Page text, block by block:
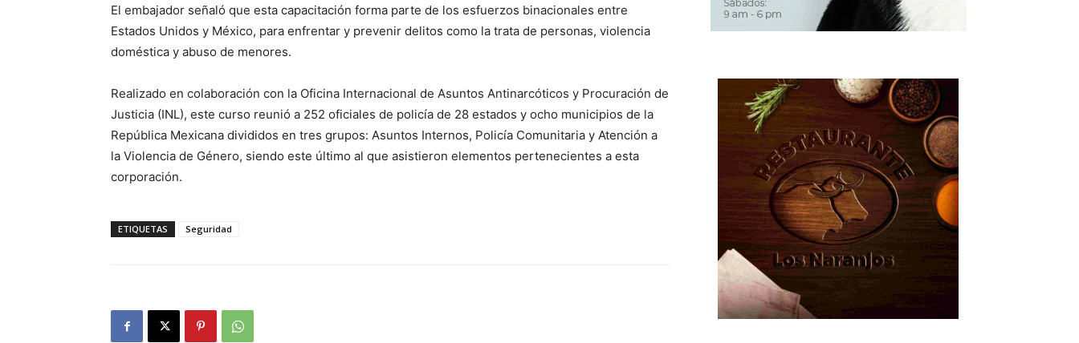
El embajador señaló que esta capacitación forma parte de los esfuerzos binacionales entre
Estados Unidos y México, para enfrentar y prevenir delitos como la trata de personas, violencia
doméstica y abuso de menores.
Realizado en colaboración con la Oficina Internacional de Asuntos Antinarcóticos y Procuración de
Justicia (INL), este curso reunió a 252 oficiales de policía de 28 estados y ocho municipios de la
República Mexicana divididos en tres grupos: Asuntos Internos, Policía Comunitaria y Atención a
la Violencia de Género, siendo este último al que asistieron elementos pertenecientes a esta
corporación.
ETIQUETAS Seguridad